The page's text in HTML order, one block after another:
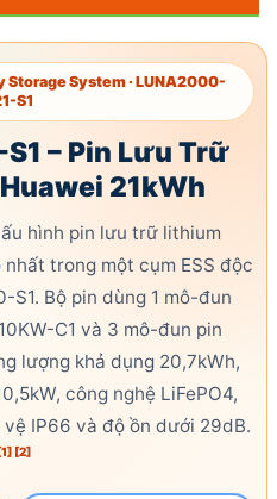
System · LUNA2000-
S1
– Pin Lưu Trữ
21kWh
hình pin lưu trữ lithium
nhất trong một cụm ESS độc
S1. Bộ pin dùng 1 mô-đun
C1 và 3 mô-đun pin
lượng khả dụng 20,7kWh,
công nghệ LiFePO4,
vệ IP66 và độ ồn dưới 29dB.
[1] [2]